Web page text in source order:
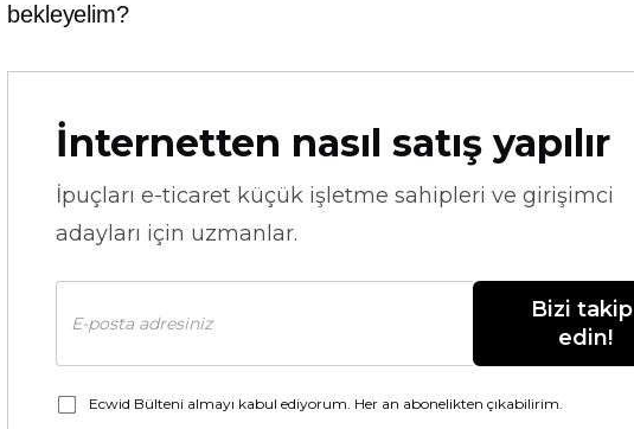
bekleyelim?
İnternetten nasıl satış yapılır
İpuçları e-ticaret küçük işletme sahipleri ve girişimci
adayları için uzmanlar.
Bizi takip
edin!
Ecwid Bülteni almayı kabul ediyorum. Her an abonelikten çıkabilirim.